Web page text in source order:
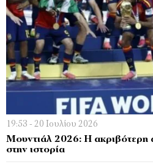
19:53 - 20 Ιουλίου 2026
Μουντιάλ 2026: Η ακριβότερη
στην ιστορία